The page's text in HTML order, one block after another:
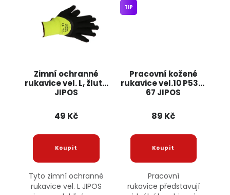
Zimní ochranné
rukavice vel. L, žluté
JIPOS
49 Kč
Tyto zimní ochranné
rukavice vel. L JIPOS
Pracovní kožené
rukavice vel.10 P531-
67 JIPOS
TIP
89 Kč
Pracovní
rukavice představují